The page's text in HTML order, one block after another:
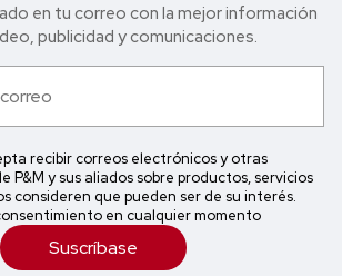
en tu correo con la mejor in formación
publicidad y comunicaciones.
recibir correos electrónicos y otras
P&M y sus aliados sobre productos, servicios
consideren que pueden ser de su interés.
en cualquier momento
Suscríbase